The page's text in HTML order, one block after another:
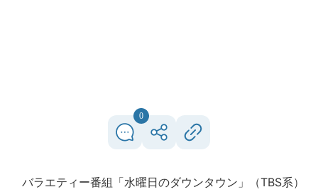
0
バラエティー番組「水曜日のダウンタウン」（TBS系）